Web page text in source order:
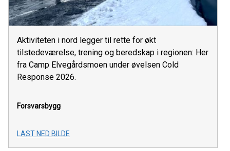
Aktiviteten i nord legger til rette for økt
tilstedeværelse, trening og beredskap i regionen: Her
fra Camp Elvegårdsmoen under øvelsen Cold
Response 2026.
Forsvarsbygg
LAST NED BILDE